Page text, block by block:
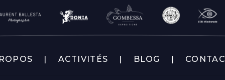
ACTIVITÉS BLOG